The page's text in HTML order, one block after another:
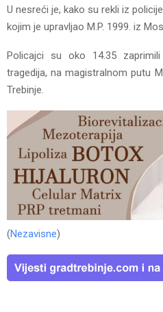
U nesreći je, kako su rekli iz
kojim je upravljao M.P. 1999. iz
Policajci su oko 14.35
tragedija, na magistralnom putu
Trebinje.
(Nezavisne)